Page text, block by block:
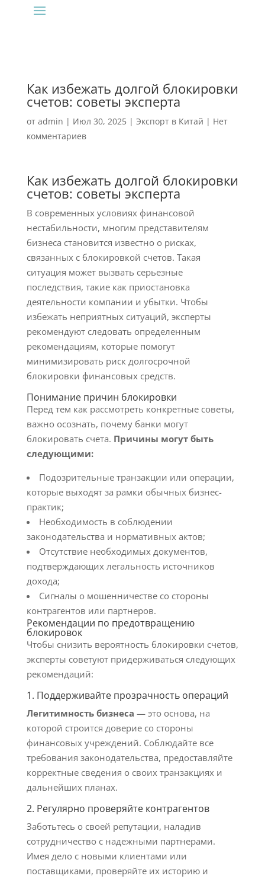
Как избежать долгой блокировки
счетов: советы эксперта
от admin | Июл 30, 2025| Экспорт в Китай | Нет
комментариев
Как избежать долгой блокировки
счетов: советы эксперта
В современных условиях финансовой
нестабильности, многим представителям
бизнеса становится известно о рисках,
связанных с блокировкой счетов. Такая
ситуация может вызвать серьезные
последствия, такие как приостановка
деятельности компании и убытки. Чтобы
избежать неприятных ситуаций, эксперты
рекомендуют следовать определенным
рекомендациям, которые помогут
минимизировать риск долгосрочной
блокировки финансовых средств.
Понимание причин блокировки
Перед тем как рассмотреть конкретные советы,
важно осознать, почему банки могут
блокировать счета. Причины могут быть
следующими:
Подозрительные транзакции или операции,
которые выходят за рамки обычных бизнес-
практик;
Необходимость в соблюдении
законодательства и нормативных актов;
Отсутствие необходимых документов,
подтверждающих легальность источников
дохода;
Сигналы о мошенничестве со стороны
контрагентов или партнеров.
Рекомендации по предотвращению
блокировок
Чтобы снизить вероятность блокировки счетов,
эксперты советуют придерживаться следующих
рекомендаций:
1. Поддерживайте прозрачность операций
Легитимность бизнеса — это основа, на
которой строится доверие со стороны
финансовых учреждений. Соблюдайте все
требования законодательства, предоставляйте
корректные сведения о своих транзакциях и
дальнейших планах.
2. Регулярно проверяйте контрагентов
Заботьтесь о своей репутации, наладив
сотрудничество с надежными партнерами.
Имея дело с новыми клиентами или
поставщиками, проверяйте их историю и